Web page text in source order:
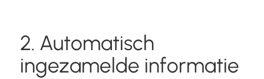
2. Automatisch
ingezamelde informatie